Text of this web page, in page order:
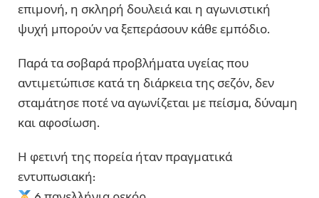
επιμονή, η σκληρή δουλειά και η αγωνιστική
ψυχή μπορούν να ξεπεράσουν κάθε εμπόδιο.
Παρά τα σοβαρά προβλήματα υγείας που
αντιμετώπισε κατά τη διάρκεια της σεζόν, δεν
σταμάτησε ποτέ να αγωνίζεται με πείσμα, δύναμη
και αφοσίωση.
Η φετινή της πορεία ήταν πραγματικά
εντυπωσιακή: